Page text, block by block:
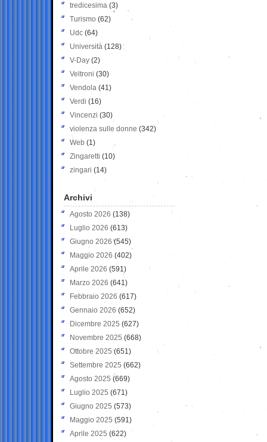
tredicesima (3)
Turismo (62)
Udc (64)
Università (128)
V-Day (2)
Veltroni (30)
Vendola (41)
Verdi (16)
Vincenzi (30)
violenza sulle donne (342)
Web (1)
Zingaretti (10)
zingari (14)
Archivi
Agosto 2026 (138)
Luglio 2026 (613)
Giugno 2026 (545)
Maggio 2026 (402)
Aprile 2026 (591)
Marzo 2026 (641)
Febbraio 2026 (617)
Gennaio 2026 (652)
Dicembre 2025 (627)
Novembre 2025 (668)
Ottobre 2025 (651)
Settembre 2025 (662)
Agosto 2025 (669)
Luglio 2025 (671)
Giugno 2025 (573)
Maggio 2025 (591)
Aprile 2025 (622)